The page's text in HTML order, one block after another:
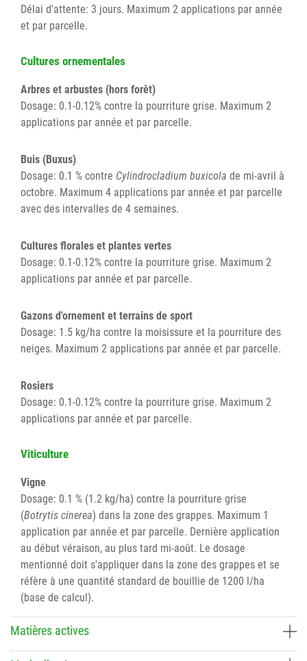
Délai d'attente: 3 jours. Maximum 2 applications par année
et par parcelle.
Cultures ornementales
Arbres et arbustes (hors forêt)
Dosage: 0.1-0.12% contre la pourriture grise. Maximum 2
applications par année et par parcelle.
Buis (Buxus)
Dosage: 0.1 % contre Cylindrocladium buxicola de mi-avril à
octobre. Maximum 4 applications par année et par parcelle
avec des intervalles de 4 semaines.
Cultures florales et plantes vertes
Dosage: 0.1-0.12% contre la pourriture grise. Maximum 2
applications par année et par parcelle.
Gazons d'ornement et terrains de sport
Dosage: 1.5 kg/ha contre la moisissure et la pourriture des
neiges. Maximum 2 applications par année et par parcelle.
Rosiers
Dosage: 0.1-0.12% contre la pourriture grise. Maximum 2
applications par année et par parcelle.
Viticulture
Vigne
Dosage: 0.1 % (1.2 kg/ha) contre la pourriture grise
(Botrytis cinerea) dans la zone des grappes. Maximum 1
application par année et par parcelle. Dernière application
au début véraison, au plus tard mi-août. Le dosage
mentionné doit s'appliquer dans la zone des grappes et se
réfère à une quantité standard de bouillie de 1200 l/ha
(base de calcul).
Matières actives